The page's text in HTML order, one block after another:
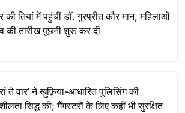
की तियां में पहुंचीं डॉ. गुरप्रीत कौर मान, महिलाओं
की तारीख पूछनी शुरू कर दी
ते वार’ ने ख़ुफ़िया-आधारित पुलिसिंग की
सिद्ध की; गैंगस्टरों के लिए कहीं भी सुरक्षित